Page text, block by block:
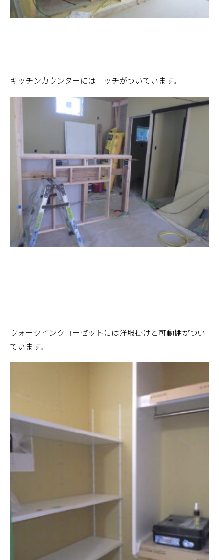
キッチンカウンターにはニッチがついています。
ウォークインクローゼットには洋服掛けと可動棚がつい
ています。